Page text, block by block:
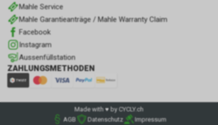
Mahle Service
Mahle Garantieanträge / Mahle Warranty Claim
Facebook
Instagram
Aussenfüllstation
ZAHLUNGSMETHODEN
Made with ♥ by CYCLY.ch
AGB
Datenschutz Impressum